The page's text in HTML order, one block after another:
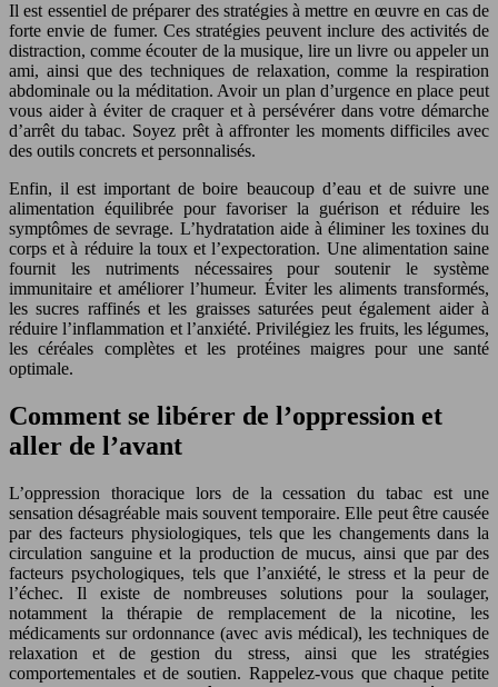
Il est essentiel de préparer des stratégies à mettre en œuvre en cas de
forte envie de fumer. Ces stratégies peuvent inclure des activités de
distraction, comme écouter de la musique, lire un livre ou appeler un
ami, ainsi que des techniques de relaxation, comme la respiration
abdominale ou la méditation. Avoir un plan d’urgence en place peut
vous aider à éviter de craquer et à persévérer dans votre démarche
d’arrêt du tabac. Soyez prêt à affronter les moments difficiles avec
des outils concrets et personnalisés.
Enfin, il est important de boire beaucoup d’eau et de suivre une
alimentation équilibrée pour favoriser la guérison et réduire les
symptômes de sevrage. L’hydratation aide à éliminer les toxines du
corps et à réduire la toux et l’expectoration. Une alimentation saine
fournit les nutriments nécessaires pour soutenir le système
immunitaire et améliorer l’humeur. Éviter les aliments transformés,
les sucres raffinés et les graisses saturées peut également aider à
réduire l’inflammation et l’anxiété. Privilégiez les fruits, les légumes,
les céréales complètes et les protéines maigres pour une santé
optimale.
Comment se libérer de l’oppression et
aller de l’avant
L’oppression thoracique lors de la cessation du tabac est une
sensation désagréable mais souvent temporaire. Elle peut être causée
par des facteurs physiologiques, tels que les changements dans la
circulation sanguine et la production de mucus, ainsi que par des
facteurs psychologiques, tels que l’anxiété, le stress et la peur de
l’échec. Il existe de nombreuses solutions pour la soulager,
notamment la thérapie de remplacement de la nicotine, les
médicaments sur ordonnance (avec avis médical), les techniques de
relaxation et de gestion du stress, ainsi que les stratégies
comportementales et de soutien. Rappelez-vous que chaque petite